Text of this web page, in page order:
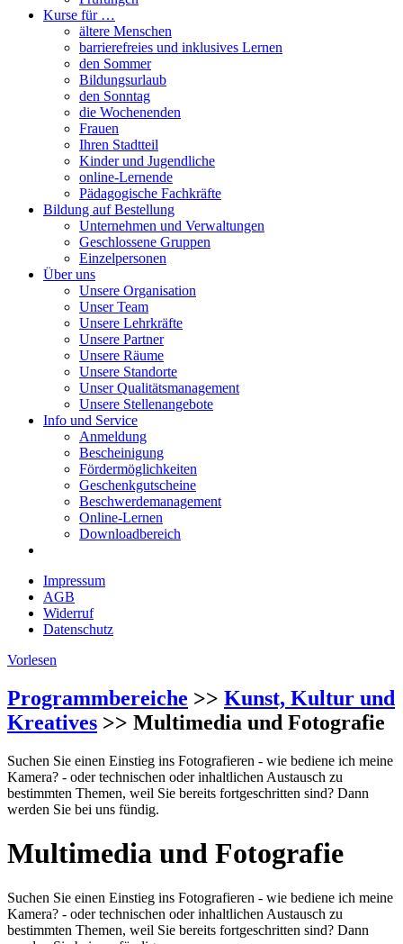
Kurse für …
ältere Menschen
barrierefreies und inklusives Lernen
den Sommer
Bildungsurlaub
den Sonntag
die Wochenenden
Frauen
Ihren Stadtteil
Kinder und Jugendliche
online-Lernende
Pädagogische Fachkräfte
Bildung auf Bestellung
Unternehmen und Verwaltungen
Geschlossene Gruppen
Einzelpersonen
Über uns
Unsere Organisation
Unser Team
Unsere Lehrkräfte
Unsere Partner
Unsere Räume
Unsere Standorte
Unser Qualitätsmanagement
Unsere Stellenangebote
Info und Service
Anmeldung
Bescheinigung
Fördermöglichkeiten
Geschenkgutscheine
Beschwerdemanagement
Online-Lernen
Downloadbereich
Impressum
AGB
Widerruf
Datenschutz
Vorlesen
Programmbereiche >> Kunst, Kultur und
Kreatives >> Multimedia und Fotografie
Suchen Sie einen Einstieg ins Fotografieren - wie bediene ich meine
Kamera? - oder technischen oder inhaltlichen Austausch zu
bestimmten Themen, weil Sie bereits fortgeschritten sind? Dann
werden Sie bei uns fündig.
Multimedia und Fotografie
Suchen Sie einen Einstieg ins Fotografieren - wie bediene ich meine
Kamera? - oder technischen oder inhaltlichen Austausch zu
bestimmten Themen, weil Sie bereits fortgeschritten sind? Dann